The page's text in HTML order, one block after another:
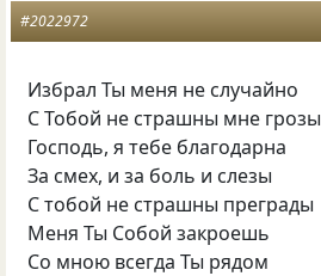
#2022972
Избрал Ты меня не случайно
С Тобой не страшны мне грозы
Господь, я тебе благодарна
За смех, и за боль и слезы
С тобой не страшны преграды
Меня Ты Собой закроешь
Со мною всегда Ты рядом